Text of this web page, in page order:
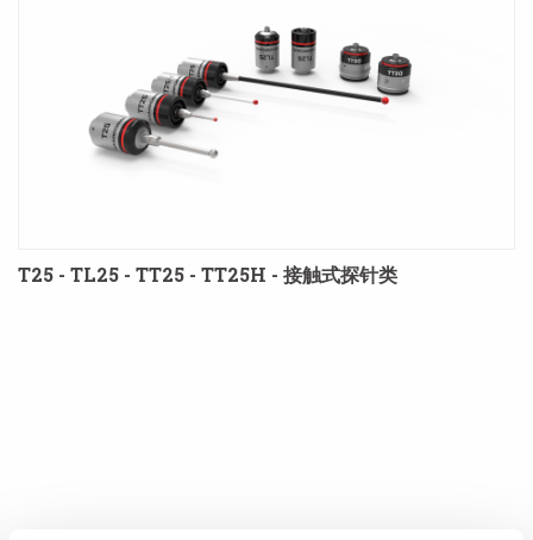
T25 - TL25 - TT25 - TT25H - 接触式探针类